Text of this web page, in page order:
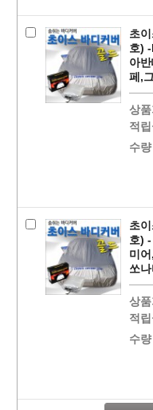
페이코 라이
초
호)
아
페,
상
적
수
초
호)
미
쏘
상
적
수